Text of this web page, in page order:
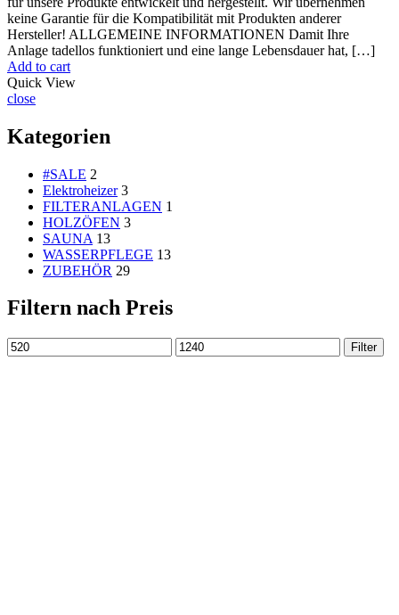
keine Garantie für die Kompatibilität mit Produkten anderer
Hersteller! ALLGEMEINE INFORMATIONEN Damit Ihre
Anlage tadellos funktioniert und eine lange Lebensdauer hat, […]
Add to cart
Quick View
close
Kategorien
#SALE 2
Elektroheizer 3
FILTERANLAGEN 1
HOLZÖFEN 3
SAUNA 13
WASSERPFLEGE 13
ZUBEHÖR 29
Filtern nach Preis
Min
price
Max
price
Filter